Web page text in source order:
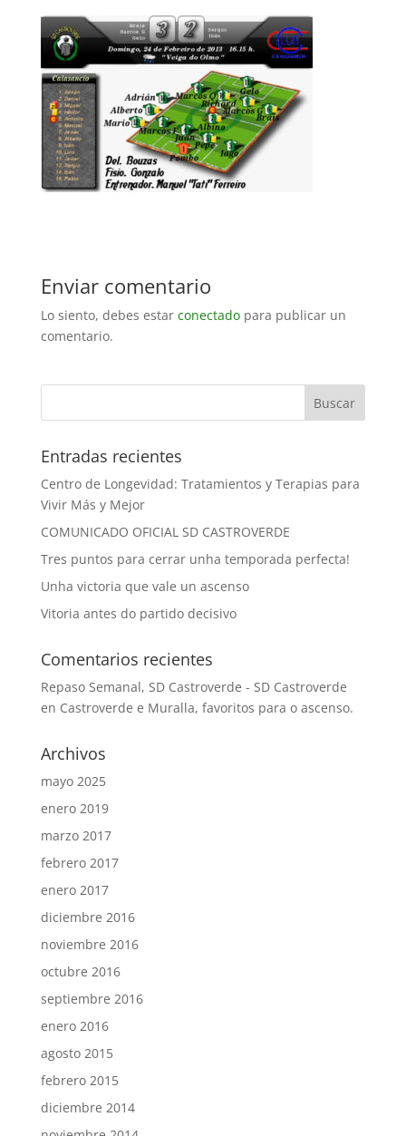
Enviar comentario
Lo siento, debes estar conectadopara publicar un
comentario.
Entradas recientes
Centro de Longevidad: Tratamientos y Terapias para
Vivir Más y Mejor
COMUNICADO OFICIAL SD CASTROVERDE
Tres puntos para cerrar unha temporada perfecta!
Unha victoria que vale un ascenso
Vitoria antes do partido decisivo
Comentarios recientes
Repaso Semanal, SD Castroverde - SD Castroverde
en Castroverde e Muralla, favoritos para o ascenso.
Archivos
mayo 2025
enero 2019
marzo 2017
febrero 2017
enero 2017
diciembre 2016
noviembre 2016
octubre 2016
septiembre 2016
enero 2016
agosto 2015
febrero 2015
diciembre 2014